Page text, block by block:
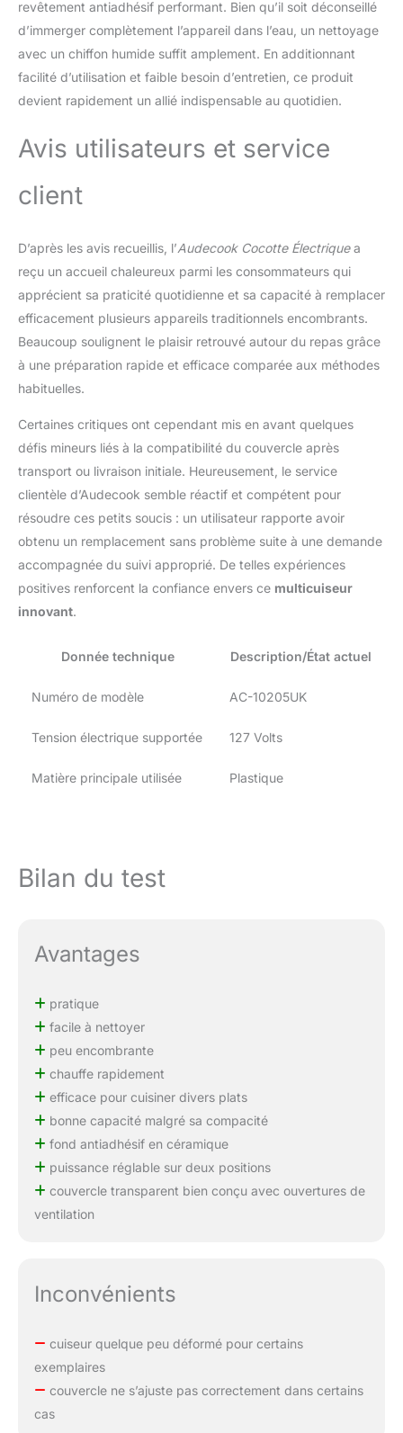
ce qui vous fait gagner
du temps. FACILE À
NETTOYER & DESIGN
ERGONOMIQUE -
électrique est recouvert
antiadhésif qui empêche
ergonomique en bois
ferme et confortable. Un
couvercle en verre
résistant à la chaleur
vous permet de mieux
évent à vapeur permet
LA TEMPÉRATURE
AJUSTABLE - Ce
multicuiseur Audecook
est doté de deux options
de puissance qui vous
permettent d'ajuster la
température en fonction
de vos besoins de
cuisson. N'hésitez pas à
notre équipe de service à
toute l'assistance
heures.
revêtement antiadhésif performant. Bien qu’il soit déconseillé
d’immerger complètement l’appareil dans l’eau, un nettoyage
avec un chiffon humide suffit amplement. En additionnant
facilité d’utilisation et faible besoin d’entretien, ce produit
devient rapidement un allié indispensable au quotidien.
Avis utilisateurs et service
client
D’après les avis recueillis, l’Audecook Cocotte Électriquea
reçu un accueil chaleureux parmi les consommateurs qui
apprécient sa praticité quotidienne et sa capacité à remplacer
efficacement plusieurs appareils traditionnels encombrants.
Beaucoup soulignent le plaisir retrouvé autour du repas grâce
à une préparation rapide et efficace comparée aux méthodes
habituelles.
Certaines critiques ont cependant mis en avant quelques
défis mineurs liés à la compatibilité du couvercle après
transport ou livraison initiale. Heureusement, le service
clientèle d’Audecook semble réactif et compétent pour
résoudre ces petits soucis : un utilisateur rapporte avoir
obtenu un remplacement sans problème suite à une demande
accompagnée du suivi approprié. De telles expériences
positives renforcent la confiance envers ce multicuiseur
innovant.
Donnée technique Description/État actuel
Numéro de modèle AC-10205UK
Tension électrique supportée 127 Volts
Matière principale utilisée Plastique
Bilan du test
Avantages
pratique
facile à nettoyer
peu encombrante
chauffe rapidement
efficace pour cuisiner divers plats
bonne capacité malgré sa compacité
fond antiadhésif en céramique
puissance réglable sur deux positions
couvercle transparent bien conçu avec ouvertures de
ventilation
Inconvénients
cuiseur quelque peu déformé pour certains
exemplaires
couvercle ne s’ajuste pas correctement dans certains
cas